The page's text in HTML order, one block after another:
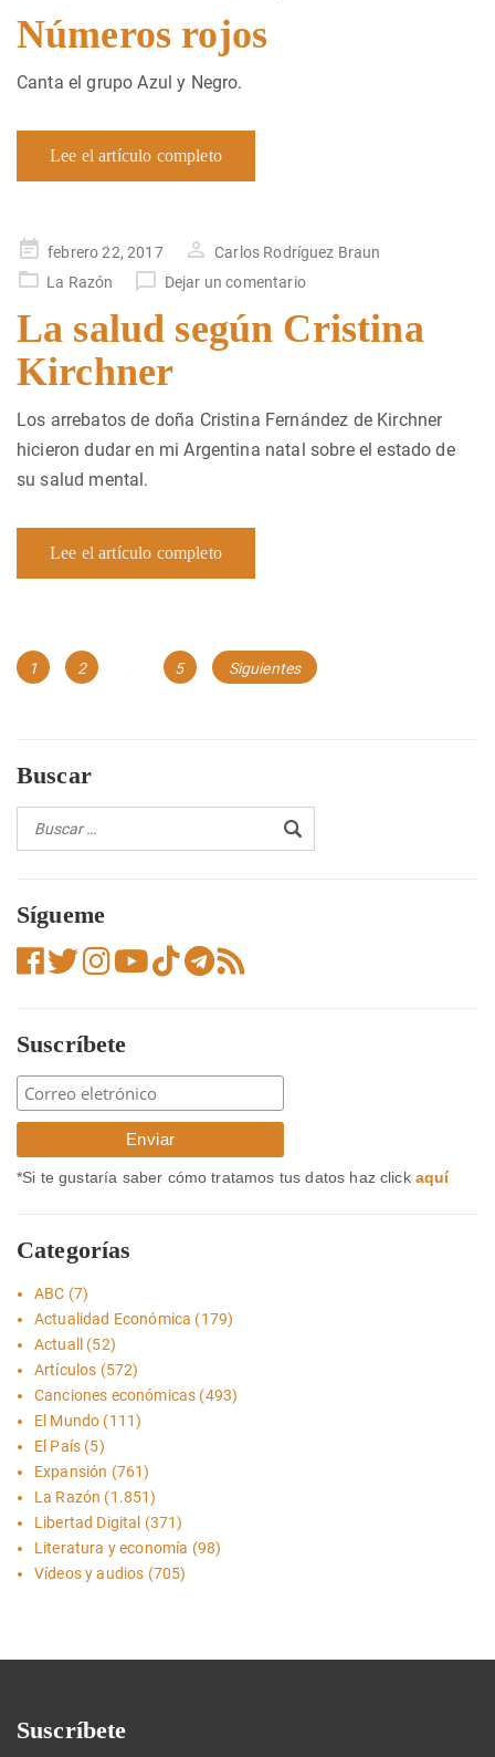
Números rojos
Canta el grupo Azul y Negro.
Lee el artículo completo
Publicado
en
febrero 22, 2017
Carlos Rodríguez Braun
La Razón
Dejar un comentario
La salud según Cristina
Kirchner
Los arrebatos de doña Cristina Fernández de Kirchner
hicieron dudar en mi Argentina natal sobre el estado de
su salud mental.
Lee el artículo completo
Navegación
entradas
Página
1 Página
2 Página
5 Siguientes
Buscar
Sígueme
Suscríbete
*Si te gustaría saber cómo tratamos tus datos haz click aquí
Categorías
ABC (7)
Actualidad Económica (179)
Actuall
(52)
Artículos (572)
Canciones económicas (493)
El Mundo (111)
El País (5)
Expansión (761)
La Razón (1.851)
Libertad Digital (371)
Literatura y economía (98)
Vídeos y audios (705)
Suscríbete